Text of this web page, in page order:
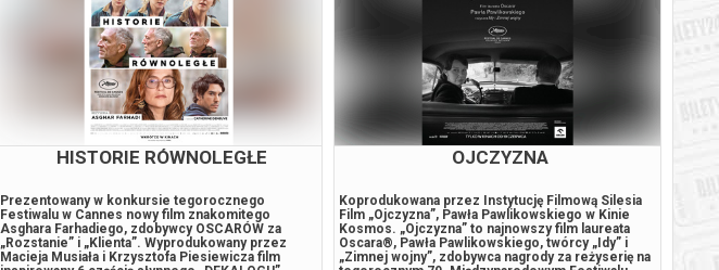
HISTORIE RÓWNOLEGŁE
Prezentowany w konkursie tegorocznego
Festiwalu w Cannes nowy film znakomitego
Asghara Farhadiego, zdobywcy OSCARÓW za
„Rozstanie” i „Klienta”. Wyprodukowany przez
Macieja Musiała i Krzysztofa Piesiewicza film
OJCZYZNA
Koprodukowana przez Instytucję Filmową Silesia
Film „Ojczyzna”, Pawła Pawlikowskiego w Kinie
Kosmos. „Ojczyzna” to najnowszy film laureata
Oscara®, Pawła Pawlikowskiego, twórcy „Idy” i
„Zimnej wojny”, zdobywca nagrody za reżyserię na